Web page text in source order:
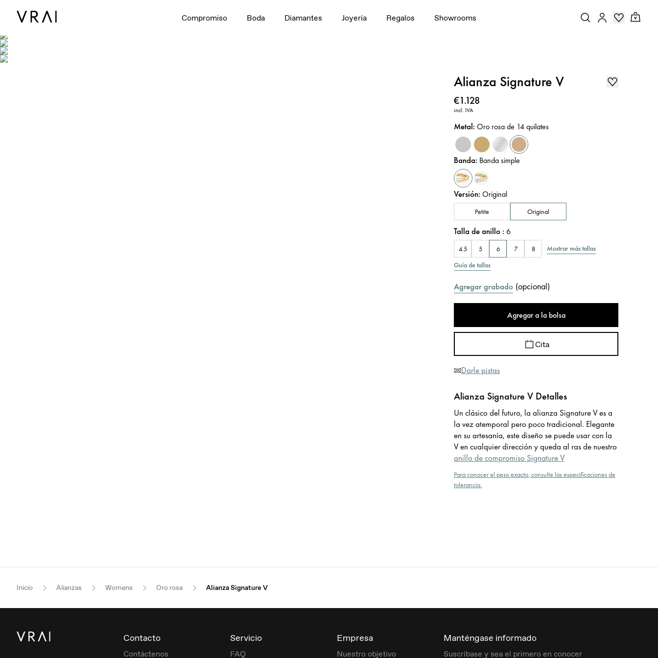
Compromiso Boda Diamantes Joyería Regalos Showrooms
Alianza Signature V
Precio:
€1.128
incl. IVA
Metal:Oro rosa de 14 quilates
Banda: Banda simple
Versión:Original
Petite Original
Talla de anillo :6
4.5 5 6 7 8
Mostrar más tallas
Guía de tallas
Agregar grabado (opcional)
Agregar a la bolsa
Cita
Darle pistas
Alianza Signature V Detalles
Un clásico del futuro, la alianza Signature V es a
la vez atemporal pero poco tradicional. Elegante
en su artesanía, este diseño se puede usar con la
V en cualquier dirección y queda al ras de nuestro
anillo de compromiso Signature V
Para conocer el peso exacto, consulte las especificaciones de
tolerancia.
Inicio Alianzas Womens Oro rosa Alianza Signature V
Contacto
Contáctenos
Servicio
FAQ
Empresa
Nuestro objetivo
Manténgase informado
Suscríbase y sea el primero en conocer